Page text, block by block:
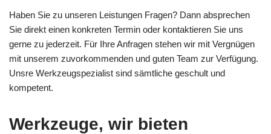
Haben Sie zu unseren Leistungen Fragen? Dann absprechen
Sie direkt einen konkreten Termin oder kontaktieren Sie uns
gerne zu jederzeit. Für Ihre Anfragen stehen wir mit Vergnügen
mit unserem zuvorkommenden und guten Team zur Verfügung.
Unsre Werkzeugspezialist sind sämtliche geschult und
kompetent.
Werkzeuge, wir bieten